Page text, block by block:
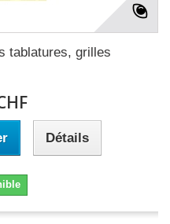
tablatures, grilles
Détails